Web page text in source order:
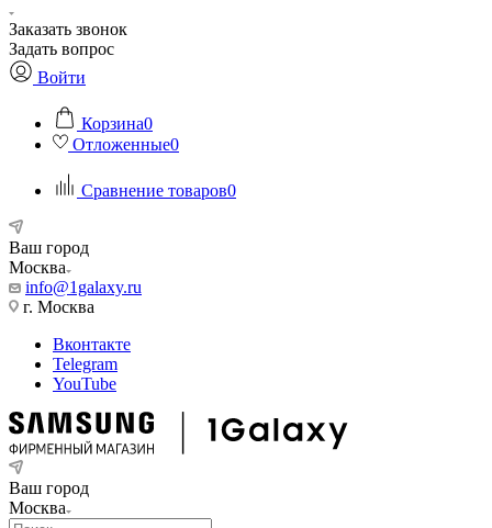
Заказать звонок
Задать вопрос
Войти
Корзина0
Отложенные0
Сравнение товаров0
Ваш город
Москва
info@1galaxy.ru
г. Москва
Вконтакте
Telegram
YouTube
Ваш город
Москва